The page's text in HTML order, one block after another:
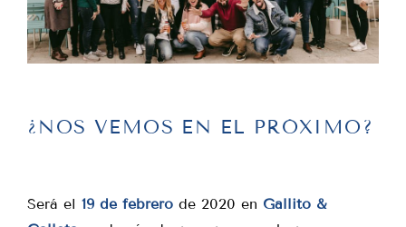
¿NOS VEMOS EN EL PRÓXIMO?
Será el 19 de febrero de 2020 en Gallito &